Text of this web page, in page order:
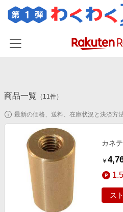
カテゴリー一覧
百貨店・総合ECモール
ファッション・インナー・小物
食品・スイーツ・お酒
日用品・キッチン用品
コスメ・健康・医薬品
キッズ・ベビー用品
イベント一覧
リーベイツ注目ストア
初回購入者限定特典
対象ストア新規限定特典
新着ストアのご紹介
電子書籍特集
ヘルプ
友達紹介
楽天IDでログイン/会員登録
商品一覧 （ 11件）
最新の価格、送料、在庫状況と決済方
カネ
￥
ス